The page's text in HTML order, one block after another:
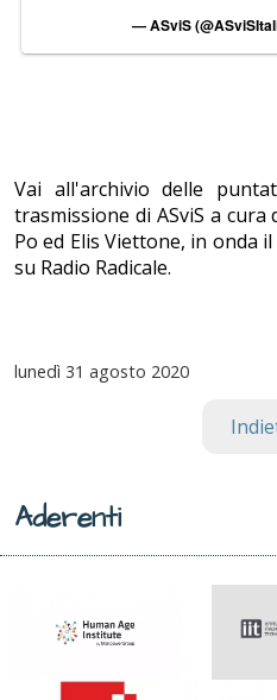
— ASviS
Vai all'archivio delle
trasmissione di ASviS a
Po ed Elis Viettone, in onda
su Radio Radicale.
lunedì 31 agosto 2020
Aderenti